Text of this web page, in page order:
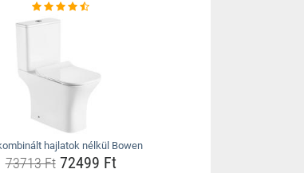
hajlatok nélkül Bowen
73713 Ft72499 Ft